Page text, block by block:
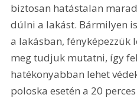
biztosan hatástalan
dúlni a lakást. Bármilyen
a lakásban, fényképezzük
meg tudjuk mutatni, így
hatékonyabban lehet
poloska esetén a 20